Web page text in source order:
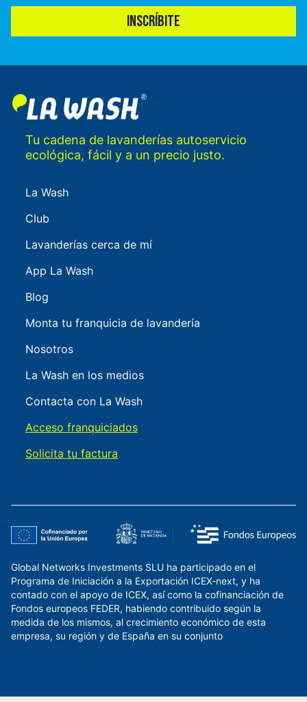
INSCRÍBITE
Tu cadena de lavanderías autoservicio
ecológica, fácil y a un precio justo.
La Wash
Club
Lavanderías cerca de mí
App La Wash
Blog
Monta tu franquicia de lavandería
Nosotros
La Wash en los medios
Contacta con La Wash
Acceso franquiciados
Solicita tu factura
Global Networks Investments SLU ha participado en el
Programa de Iniciación a la Exportación ICEX-next, y ha
contado con el apoyo de ICEX, así como la cofinanciación de
Fondos europeos FEDER, habiendo contribuido según la
medida de los mismos, al crecimiento económico de esta
empresa, su región y de España en su conjunto